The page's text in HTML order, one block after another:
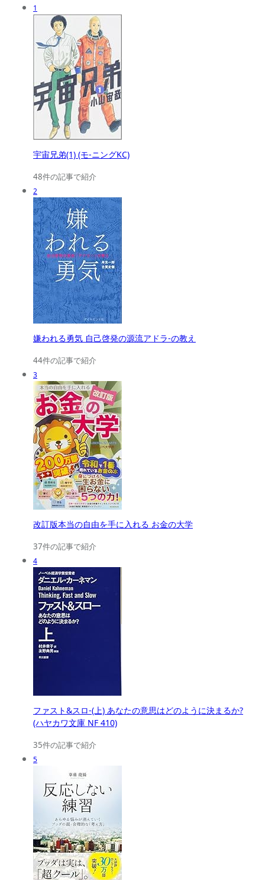
1
宇宙兄弟(1) (モ-ニングKC)
48件の記事で紹介
2
嫌われる勇気 自己啓発の源流アドラ-の教え
44件の記事で紹介
3
改訂版本当の自由を手に入れる お金の大学
37件の記事で紹介
4
ファスト&スロ-(上) あなたの意思はどのように決まるか?
(ハヤカワ文庫 NF 410)
35件の記事で紹介
5